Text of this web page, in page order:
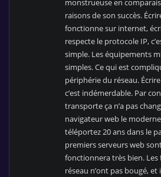
monstrueuse en
raisons de son succès.
fonctionne sur internet,
respecte le protocole IP,
simple. Les équipements
simples. Ce qui est
périphérie du réseau.
c’est indémerdable. Par
transporte ça n’a pas
navigateur web le
téléportez 20 ans dans le
premiers serveurs web
fonctionnera très bien.
réseau n’ont pas bougé,